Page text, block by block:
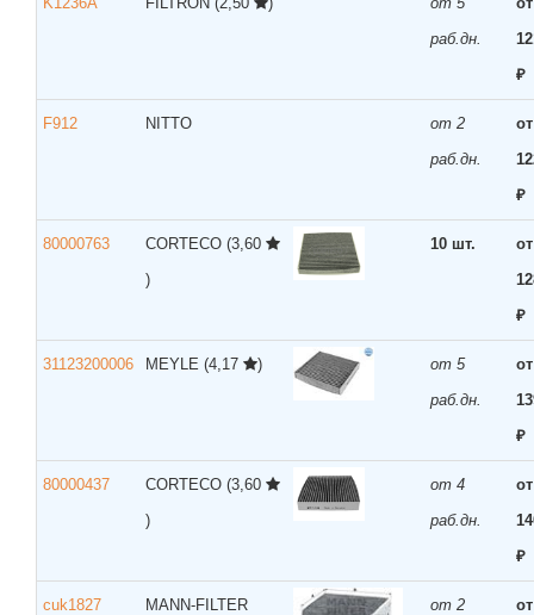
раб.дн.
₽
F912 NITTO
от 2
раб.дн.
от
₽
80000763 CORTECO (3,60
)
10 шт.
от
₽
31123200006 MEYLE (4,17 )
от 5
раб.дн.
от
₽
80000437 CORTECO (3,60
)
от 4
раб.дн.
от
₽
cuk1827
MANN-FILTER
от 2
от